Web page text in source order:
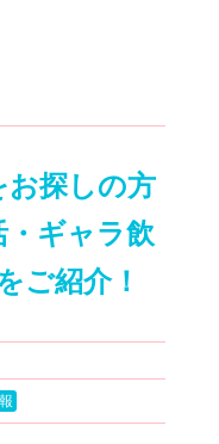
お探しの方
・ギャラ飲
ご紹介！